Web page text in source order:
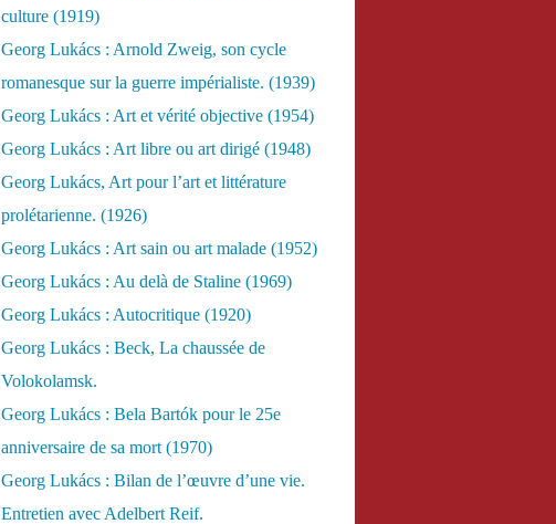
culture (1919)
Georg Lukács : Arnold Zweig, son cycle
romanesque sur la guerre impérialiste. (1939)
Georg Lukács : Art et vérité objective (1954)
Georg Lukács : Art libre ou art dirigé (1948)
Georg Lukács, Art pour l’art et littérature
prolétarienne. (1926)
Georg Lukács : Art sain ou art malade (1952)
Georg Lukács : Au delà de Staline (1969)
Georg Lukács : Autocritique (1920)
Georg Lukács : Beck, La chaussée de
Volokolamsk.
Georg Lukács : Bela Bartók pour le 25e
anniversaire de sa mort (1970)
Georg Lukács : Bilan de l’œuvre d’une vie.
Entretien avec Adelbert Reif.